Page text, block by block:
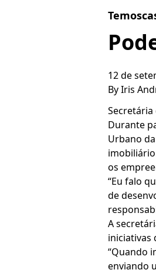
12 de
ByIris
Durante
Urbano
os
“Eu falo
de
A
iniciativas
“Quando
enviando